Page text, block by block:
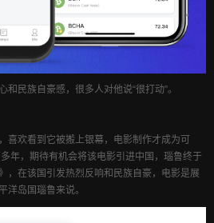
民族自豪感，很多人对他说“很打动”。
喜欢看到它被搬上银幕，电影制作才成为可
年，期待有机会将该电影引进中国，瑙鲁终于
在该国引发热烈反响和民族自豪，电影是展
洋岛国瑙鲁来说。